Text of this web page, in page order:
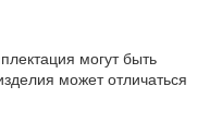
могут быть
может отличаться